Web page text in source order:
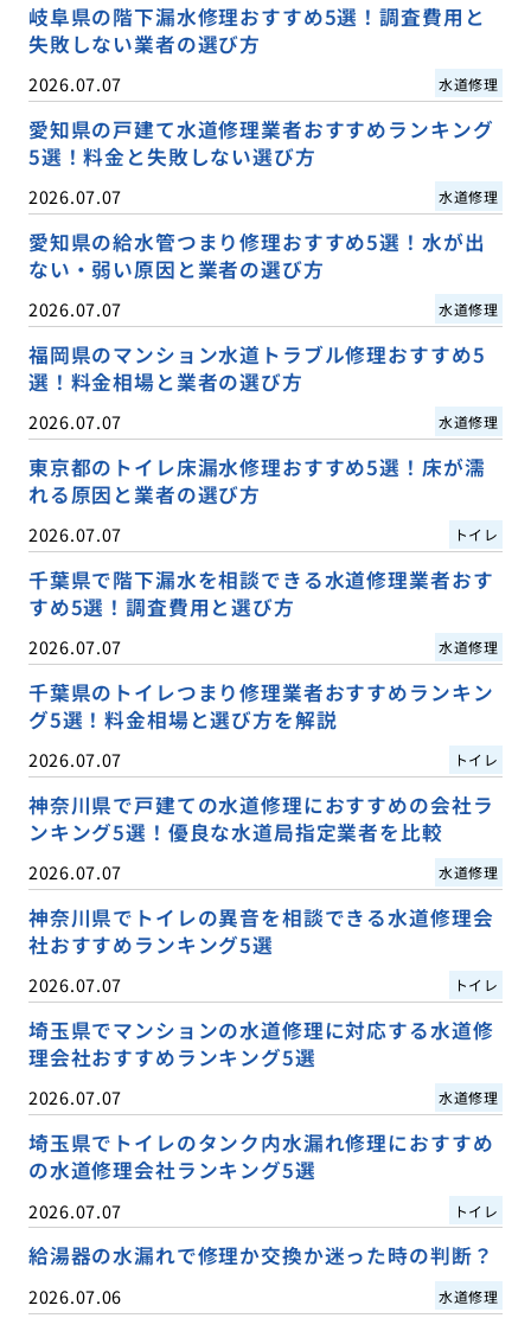
岐阜県の階下漏水修理おすすめ5選！調査費用と
失敗しない業者の選び方
2026.07.07 水道修理
愛知県の戸建て水道修理業者おすすめランキング
5選！料金と失敗しない選び方
2026.07.07 水道修理
愛知県の給水管つまり修理おすすめ5選！水が出
ない・弱い原因と業者の選び方
2026.07.07 水道修理
福岡県のマンション水道トラブル修理おすすめ5
選！料金相場と業者の選び方
2026.07.07 水道修理
東京都のトイレ床漏水修理おすすめ5選！床が濡
れる原因と業者の選び方
2026.07.07 トイレ
千葉県で階下漏水を相談できる水道修理業者おす
すめ5選！調査費用と選び方
2026.07.07 水道修理
千葉県のトイレつまり修理業者おすすめランキン
グ5選！料金相場と選び方を解説
2026.07.07 トイレ
神奈川県で戸建ての水道修理におすすめの会社ラ
ンキング5選！優良な水道局指定業者を比較
2026.07.07 水道修理
神奈川県でトイレの異音を相談できる水道修理会
社おすすめランキング5選
2026.07.07 トイレ
埼玉県でマンションの水道修理に対応する水道修
理会社おすすめランキング5選
2026.07.07 水道修理
埼玉県でトイレのタンク内水漏れ修理におすすめ
の水道修理会社ランキング5選
2026.07.07 トイレ
給湯器の水漏れで修理か交換か迷った時の判断？
2026.07.06 水道修理